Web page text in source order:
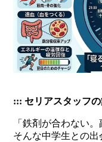
::: セリアスタッフ
「鉄剤が合わない
そんな中学生との出